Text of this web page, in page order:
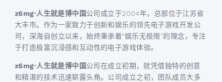
z6mg·人生就是博中国公司成立于2004年，总部位于江苏省
大丰市。作为一家致力于创新和娱乐的领先电子游戏开发公
司，深海自创立以来，始终秉承着“娱乐无极限”的理念，专注
于打造极富沉浸感和互动性的电子游戏体验。
z6mg·人生就是博中国公司在成立初期，就凭借独特的创意
和精湛的技术迅速崭露头角。公司成立之初，团队成员大多